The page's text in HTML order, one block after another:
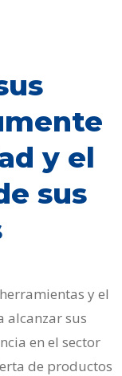
y el
sus
y el
alcanzar sus
en el sector
de productos